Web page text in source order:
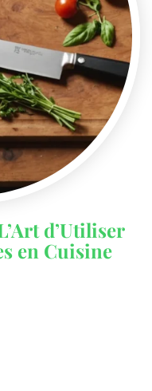
d’Utiliser
en Cuisine